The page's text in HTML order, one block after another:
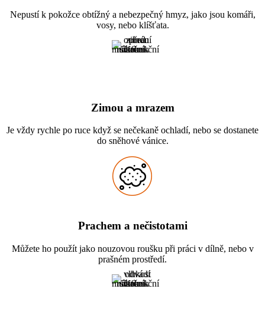
Nepustí k pokožce obtížný a nebezpečný hmyz, jako jsou komáři,
vosy, nebo klíšťata.
Zimou a mrazem
Je vždy rychle po ruce když se nečekaně ochladí, nebo se dostanete
do sněhové vánice.
Prachem a nečistotami
Můžete ho použít jako nouzovou roušku při práci v dílně, nebo v
prašném prostředí.